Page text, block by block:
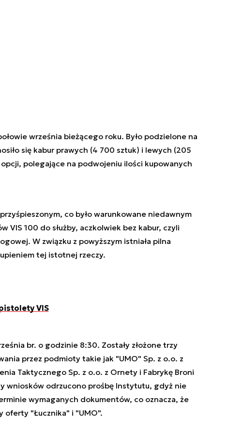
września bieżącego roku. Było podzielone na
się kabur prawych (4 700 sztuk) i lewych (205
polegające na podwojeniu ilości kupowanych
co było warunkowane niedawnym
VIS 100 do służby, aczkolwiek bez kabur, czyli
W związku z powyższym istniała pilna
tej istotnej rzeczy.
VIS
br. o godzinie 8:30. Zostały złożone trzy
przez podmioty takie jak "UMO" Sp. z o.o. z
Taktycznego Sp. z o.o. z Ornety i Fabrykę Broni
wniosków odrzucono prośbę Instytutu, gdyż nie
wymaganych dokumentów, co oznacza, że
oferty "Łucznika" i "UMO".